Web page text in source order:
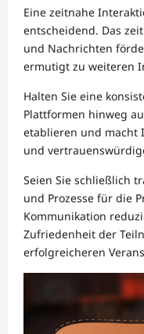
Eine zeitnahe
entscheidend. Das
und Nachrichten
ermutigt zu weiteren
Halten Sie eine
Plattformen hinweg
etablieren und macht
und
Seien Sie schließlich
und Prozesse für die
Kommunikation
Zufriedenheit der
erfolgreicheren